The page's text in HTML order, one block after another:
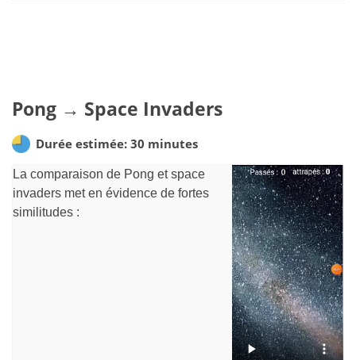
Pong → Space Invaders
Durée estimée: 30 minutes
La comparaison de Pong et space
invaders met en évidence de fortes
similitudes :